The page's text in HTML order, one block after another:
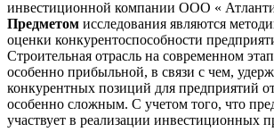
инвестиционной компании ООО «
Предметом исследования являются
оценки конкурентоспособности
Строительная отрасль на современном
особенно прибыльной, в связи с чем,
конкурентных позиций для предприятий
особенно сложным. С учетом того, что
участвует в реализации инвестиционных